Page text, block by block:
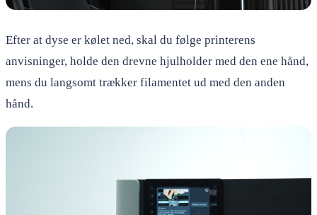
Efter at dyse er kølet ned, skal du følge printerens
anvisninger, holde den drevne hjulholder med den ene hånd,
mens du langsomt trækker filamentet ud med den anden
hånd.